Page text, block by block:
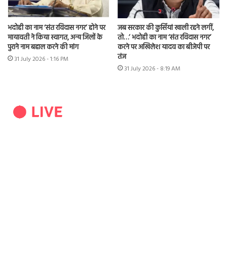
भदोही का नाम ‘संत रविदास नगर’ होने पर
मायावती ने किया स्वागत, अन्य जिलों के
पुराने नाम बहाल करने की मांग
31 July 2026 - 1:16 PM
जब सरकार की कुर्सियां खाली रहने लगीं,
तो…’ भदोही का नाम ‘संत रविदास नगर’
करने पर अखिलेश यादव का बीजेपी पर
तंज
31 July 2026 - 8:19 AM